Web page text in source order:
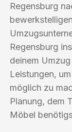
Regensburg
Regensburg
deinem
Leistungen,
möglich zu
Planung, dem
Möbel